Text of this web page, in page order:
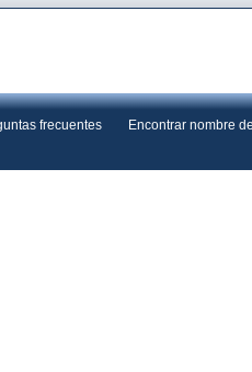
frecuentes Encontrar nombre